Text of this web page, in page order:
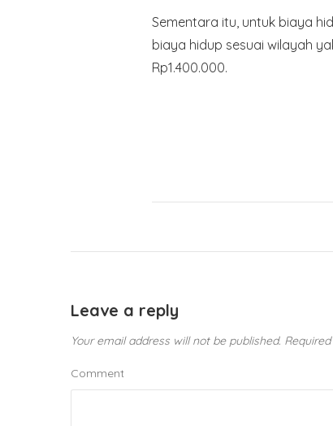
Sementara itu, untuk biaya
biaya hidup sesuai wilayah
Rp1.400.000.
Leave a reply
Your email address will not be published.
Comment